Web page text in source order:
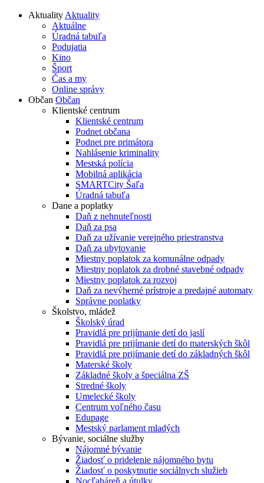
AktualityAktuality
Aktuálne
Úradná tabuľa
Podujatia
Kino
Šport
Čas a my
Online správy
Občan Občan
Klientské centrum
Klientské centrum
Podnet občana
Podnet pre primátora
Nahlásenie kriminality
Mestská polícia
Mobilná aplikácia
SMARTCity Šaľa
Úradná tabuľa
Dane a poplatky
Daň z nehnuteľnosti
Daň za psa
Daň za užívanie verejného priestranstva
Daň za ubytovanie
Miestny poplatok za komunálne odpady
Miestny poplatok za drobné stavebné odpady
Miestny poplatok za rozvoj
Daň za nevýherné prístroje a predajné automaty
Správne poplatky
Školstvo, mládež
Školský úrad
Pravidlá pre prijímanie detí do jaslí
Pravidlá pre prijímanie detí do materských škôl
Pravidlá pre prijímanie detí do základných škôl
Materské školy
Základné školy a špeciálna ZŠ
Stredné školy
Umelecké školy
Centrum voľného času
Edupage
Mestský parlament mladých
Bývanie, sociálne služby
Nájomné bývanie
Žiadosť o pridelenie nájomného bytu
Žiadosť o poskytnutie sociálnych služieb